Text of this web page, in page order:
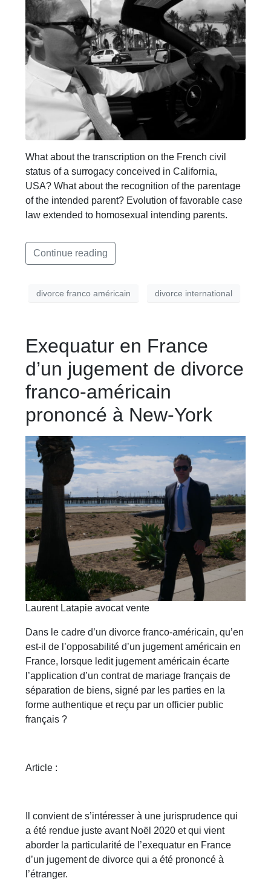
What about the transcription on the French civil
status of a surrogacy conceived in California,
USA? What about the recognition of the parentage
of the intended parent? Evolution of favorable case
law extended to homosexual intending parents.
Continue reading
divorce franco américain divorce international
Exequatur en France
d’un jugement de divorce
franco-américain
prononcé à New-York
Laurent Latapie avocat vente
Dans le cadre d’un divorce franco-américain, qu’en
est-il de l’opposabilité d’un jugement américain en
France, lorsque ledit jugement américain écarte
l’application d’un contrat de mariage français de
séparation de biens, signé par les parties en la
forme authentique et reçu par un officier public
français ?
Article :
Il convient de s’intéresser à une jurisprudence qui
a été rendue juste avant Noël 2020 et qui vient
aborder la particularité de l’exequatur en France
d’un jugement de divorce qui a été prononcé à
l’étranger.